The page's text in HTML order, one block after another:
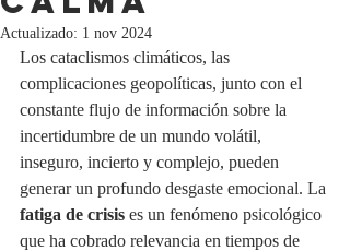
Actualizado: 1 nov 2024
Los cataclismos climáticos, las
complicaciones geopolíticas, junto con el
constante flujo de información sobre la
incertidumbre de un mundo volátil,
inseguro, incierto y complejo, pueden
generar un profundo desgaste emocional. La
fatiga de crisis es un fenómeno psicológico
que ha cobrado relevancia en tiempos de